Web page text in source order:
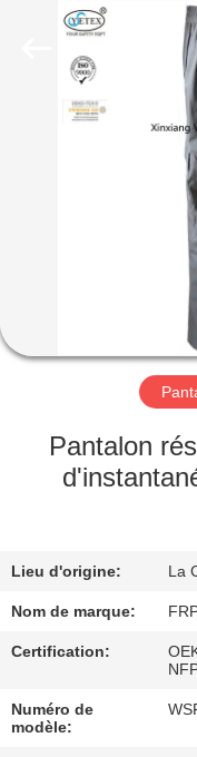
MAISON
DE
NOUS
VISITE
D'USINE
DE
QUALITÉ
NOUS
Pantalon
Lieu d'origine: La
Nom de marque:
Certification:
Numéro de
modèle: